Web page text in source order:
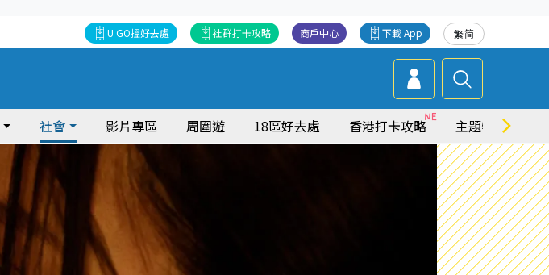
繁简
下載 App
商戶中心
社群打卡攻略
U GO搵好去處
社會 影片專區 周圍遊 18區好去處 香港打卡攻略 主題特集